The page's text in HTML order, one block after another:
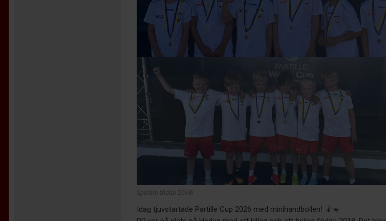
Spelare födda 2018!
Idag tjuvstartade Partille Cup 2026 med minihandbollen! 🤾☀️